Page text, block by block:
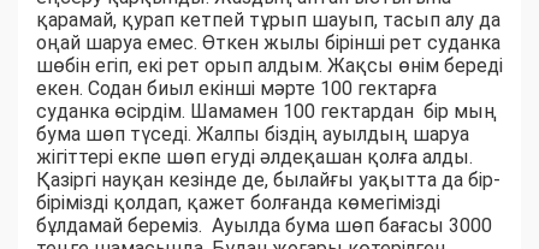
қарамай, қурап кетпей тұрып шауып, тасып алу да
оңай шаруа емес. Өткен жылы бірінші рет суданка
шөбін егіп, екі рет орып алдым. Жақсы өнім береді
екен. Содан биыл екінші мәрте 100 гектарға
суданка өсірдім. Шамамен 100 гектардан бір мың
бума шөп түседі. Жалпы біздің ауылдың шаруа
жігіттері екпе шөп егуді әлдеқашан қолға алды.
Қазіргі науқан кезінде де, былайғы уақытта да бір-
бірімізді қолдап, қажет болғанда көмегімізді
бұлдамай береміз. Ауылда бума шөп бағасы 3000